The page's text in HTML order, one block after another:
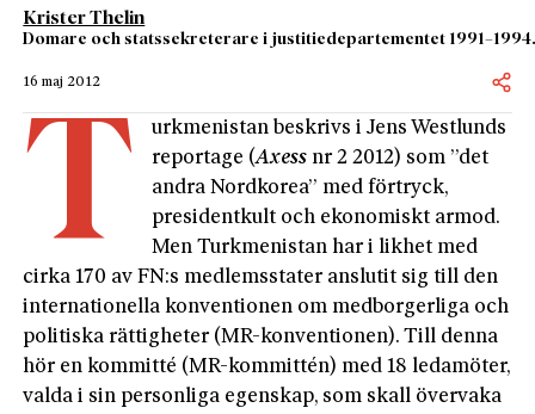
Krister Thelin
Domare och statssekreterare i justitiedepartementet
16 maj 2012
T
urkmenistan beskrivs i Jens Westlunds
reportage (Axess nr 2 2012) som ”det
andra Nordkorea” med förtryck,
presidentkult och ekonomiskt armod.
Men Turkmenistan har i likhet med
cirka 170 av FN:s medlemsstater anslutit sig till den
internationella konventionen om medborgerliga och
politiska rättigheter (MR-konventionen). Till denna
hör en kommitté (MR-kommittén) med 18 ledamöter,
valda i sin personliga egenskap, som skall övervaka